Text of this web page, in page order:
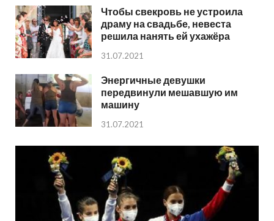
Чтобы свекровь не устроила
драму на свадьбе, невеста
решила нанять ей ухажёра
31.07.2021
Энергичные девушки
передвинули мешавшую им
машину
31.07.2021